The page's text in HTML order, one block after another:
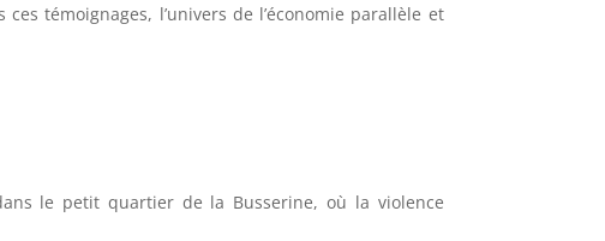
témoignages, l’univers de l’économie parallèle et
le petit quartier de la Busserine, où la violence